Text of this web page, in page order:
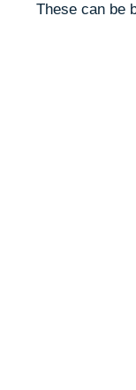
These can be